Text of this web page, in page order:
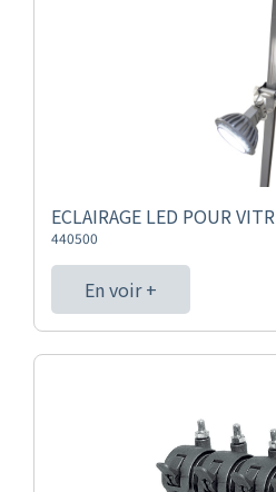
ECLAIRAGE LED POUR
440500
En voir +